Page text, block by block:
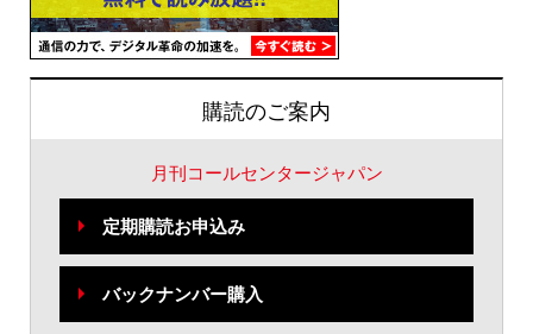
購読のご案内
月刊コールセンタージャパン
定期購読お申込み
バックナンバー購入